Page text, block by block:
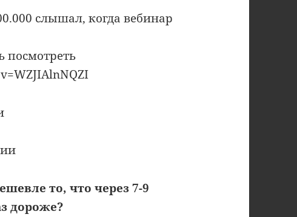
слышал, когда вебинар
то, что через 7-9
дороже?